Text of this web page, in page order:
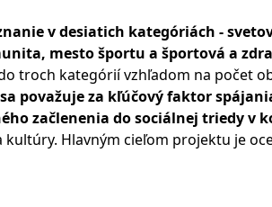
v desiatich kategóriách -
mesto športu a športová a
troch kategórií vzhľadom na počet
považuje za kľúčový faktor
začlenenia do sociálnej triedy v
Hlavným cieľom projektu je